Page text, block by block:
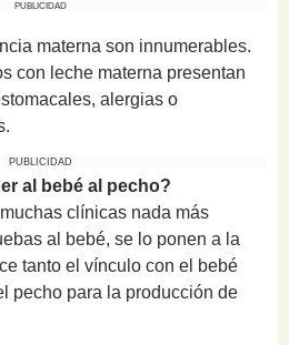
PUBLICIDAD
materna son innumerables.
con leche materna presentan
alergias o
PUBLICIDAD
al bebé al pecho?
clínicas nada más
al bebé, se lo ponen a la
tanto el vínculo con el bebé
pecho para la producción de